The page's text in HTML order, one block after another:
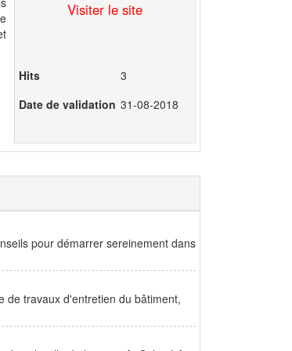
Visiter le site
Hits
3
Date de validation 31-08-2018
pour démarrer sereinement dans
de travaux d'entretien du bâtiment,